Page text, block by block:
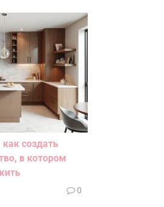
создать
в котором
0